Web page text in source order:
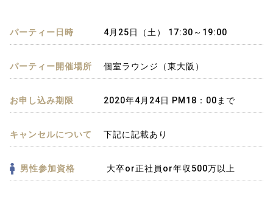
パーティー日時 4月25日（土） 17:30～19:00
パーティー開催場所 個室ラウンジ（東大阪）
お申し込み期限 2020年4月24日 PM18：00まで
キャンセルについて 下記に記載あり
男性参加資格 大卒or正社員or年収500万以上